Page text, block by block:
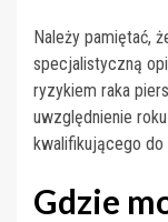
Należy pamiętać,
specjalistyczną
ryzykiem raka
uwzględnienie
kwalifikującego do
Gdzie